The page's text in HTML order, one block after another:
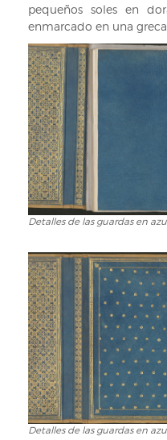
pequeños soles en
enmarcado en una
Detalles
las
guardas
en
azul
turquesa.
Sig:
2PP
73
Detalles de las guardas en
Detalles
Detalles de las guardas en